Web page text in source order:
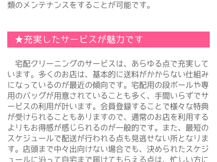
類のメンテナンスをすることが可能です。
★充実したサービスが魅力です
宅配クリーニングのサービスは、あらゆる点で充実して
います。多くのお店は、基本的に送料がかからない仕組み
になっているのが最近の傾向です。宅配用の段ボールや専
用のバッグが用意されていることも多く、手間いらずでサ
ービスの利用が叶います。会員登録することで様々な特典
が受けられることもありますので、通常のお店を利用する
よりもお得感が感じられるのが一般的です。また、最短の
スケジュールで配送が行われる点も見逃せない所となりま
す。店頭まで中々出向けない場合でも、決められたスケジ
ュールに沿って自宅まで届けてもらえる点は、忙しい方に